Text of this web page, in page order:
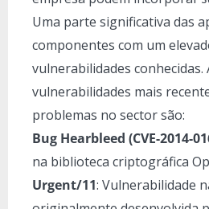
Uma parte significativa das
componentes com um
vulnerabilidades conhecidas.
vulnerabilidades mais
problemas no sector são:
Bug Hearbleed (CVE-2014-
na biblioteca criptográfica
Urgent/11: Vulnerabilidade